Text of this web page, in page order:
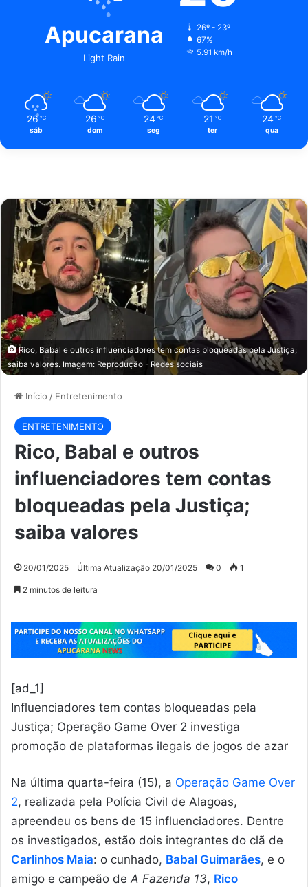
Rico, Babal e outros influenciadores tem contas bloqueadas pela Justiça;
saiba valores. Imagem: Reprodução - Redes sociais
Início / Entretenimento
ENTRETENIMENTO
Rico, Babal e outros
influenciadores tem contas
bloqueadas pela Justiça;
saiba valores
20/01/2025 Última Atualização 20/01/2025 0 1
2 minutos de leitura
[ad_1]
Influenciadores tem contas bloqueadas pela
Justiça; Operação Game Over 2 investiga
promoção de plataformas ilegais de jogos de azar
Na última quarta-feira (15), a Operação Game Over
2, realizada pela Polícia Civil de Alagoas,
apreendeu os bens de 15 influenciadores. Dentre
os investigados, estão dois integrantes do clã de
Carlinhos Maia: o cunhado, Babal Guimarães, e o
amigo e campeão deA Fazenda 13, Rico
Apucarana
Light Rain
26º - 23º
67%
5.91 km/h
26 ℃
sáb
26 ℃
dom
24 ℃
seg
21 ℃
ter
24 ℃
qua